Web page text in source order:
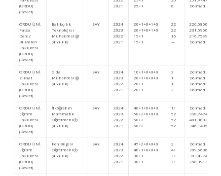
(ORDU)
(Devlet)
2021
25+1
6
Dolmadı
ORDU ÜNİ.
Fatsa
Deniz
Bilimleri
Fakültesi
(ORDU)
(Devlet)
Balıkçılık
Teknolojisi
Mühendisliği
(4 Yıllık)
SAY
2024
2023
2022
2021
20+1+0+1+0
20+1+0+1+0
15+1
15+1
22
22
16
—
226,58603
231,59569
216,75996
Dolmadı
ORDU ÜNİ.
Ziraat
Fakültesi
(ORDU)
(Devlet)
Gıda
Mühendisliği
(4 Yıllık)
SAY
2024
2023
2022
2021
10+1+0+0+0
20+1+0+0+0
20+1
20+1
3
1
1
2
Dolmadı
Dolmadı
Dolmadı
Dolmadı
ORDU ÜNİ.
Eğitim
Fakültesi
(ORDU)
(Devlet)
İlköğretim
Matematik
Öğretmenliği
(4 Yıllık)
SAY
2024
2023
2022
2021
40+1+0+0+0
50+2+0+0+0
50+2
50+2
11
52
52
52
Dolmadı
398,74745
401,38025
346,14050
ORDU ÜNİ.
Eğitim
Fakültesi
(ORDU)
(Devlet)
Fen Bilgisi
Öğretmenliği
(4 Yıllık)
SAY
2024
2023
2022
2021
45+2+0+0+0
40+1+0+0+0
30+1
30+1
2
41
31
31
Dolmadı
309,56362
303,42743
258,39138